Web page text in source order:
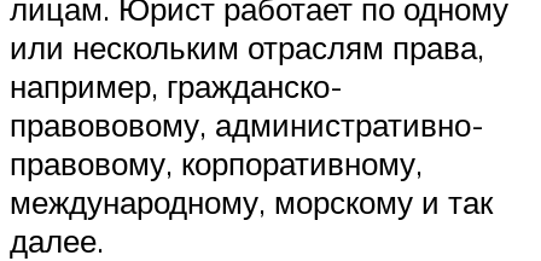
лицам. Юрист работает по одному
или нескольким отраслям права,
например, гражданско-
правововому, административно-
правовому, корпоративному,
международному, морскому и так
далее.